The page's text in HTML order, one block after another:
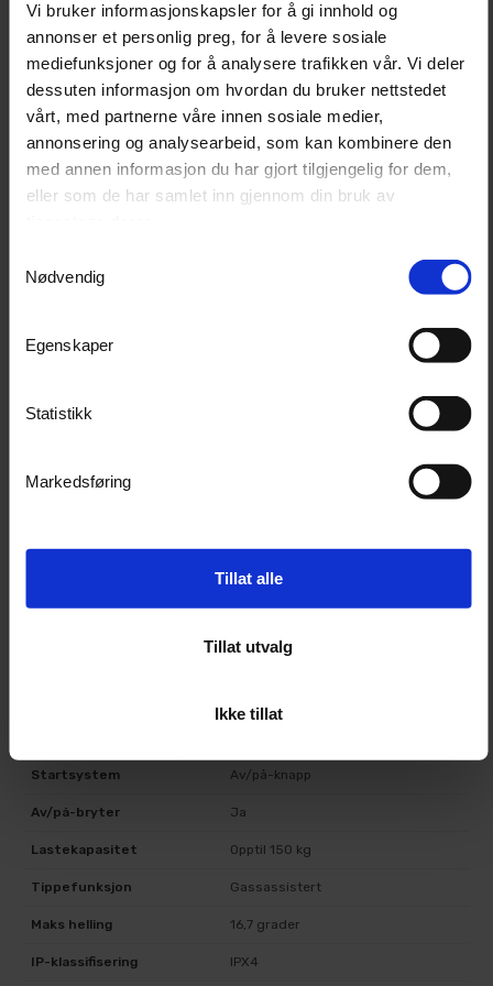
Vi bruker informasjonskapsler for å gi innhold og
annonser et personlig preg, for å levere sosiale
mediefunksjoner og for å analysere trafikken vår. Vi deler
dessuten informasjon om hvordan du bruker nettstedet
vårt, med partnerne våre innen sosiale medier,
annonsering og analysearbeid, som kan kombinere den
med annen informasjon du har gjort tilgjengelig for dem,
eller som de har samlet inn gjennom din bruk av
Nødvendig
Egenskaper
Statistikk
Markedsføring
Tillat alle
Tillat utvalg
Ikke tillat
kjøremønster. Maskinen har parkeringsbrems, av/på-
bryter, av/på-knapp og IPX4-klassifisering.
Cramers 82V-serie består av batteridrevne produkter
for brukere som trenger kapasitet til hage,
grøntvedlikehold, eiendom og lettere
transportoppgaver.
Produktet kan registreres for opptil 5 års garanti.*
Bruksområder
planter, avfall, utstyr og annet materiell på
gårdsbruk, større hager, anlegg, kirkegårder, parker,
Teknisk informasjon
Batteri
Anbefalt batteri 82V290
Opptil 100 min
Startsystem Av/på-knapp
Av/på-bryter Ja
Lastekapasitet Opptil 150 kg
Tippefunksjon Gassassistert
Maks helling 16,7 grader
IP-klassifisering IPX4